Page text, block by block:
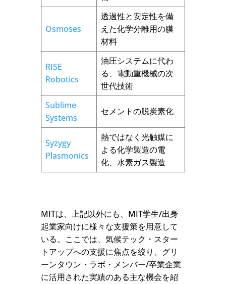
Osmoses
透過性と安定性を備
えた化学分離用の膜
材料
RISE
Robotics
油圧システムに代わ
る、電動重機械の次
世代技術
Sublime
Systems
セメントの脱炭素化
Syzygy
Plasmonics
熱ではなく光触媒に
よる化学製造の電
化、水素ガス製造
MITは、上記以外にも、MIT学生/出身
起業家向けに様々な支援策を用意して
いる。ここでは、気候テック・スター
トアップへの支援に焦点を絞り、グリ
ーンタウン・ラボ・メンバー/卒業企業
に活用された実績のある主な機会を紹